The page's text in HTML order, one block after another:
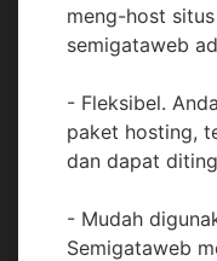
meng-host
semigataweb
- Fleksibel.
paket hosting,
dan dapat
- Mudah
Semigataweb